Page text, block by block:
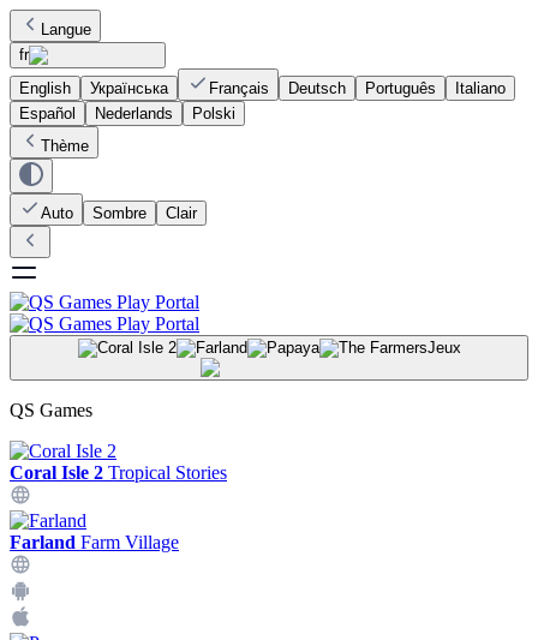
Langue
fr
English
Українська Français Deutsch Português
Italiano
Español
Nederlands
Polski
Thème
Auto Sombre Clair
Jeux
QS Games
Coral Isle 2 Tropical Stories
Farland Farm Village